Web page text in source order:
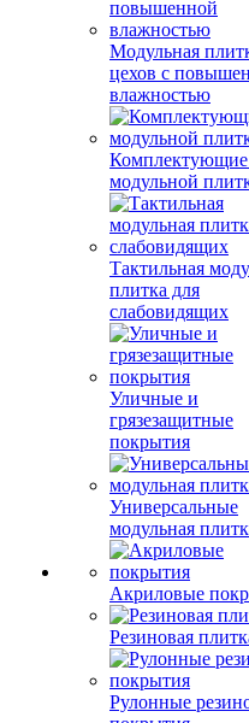
Модульная
цехов с
влажностью
Комплектующие
модульной
Тактильная
плитка для
слабовидящих
Уличные и
грязезащитные
покрытия
Универсальные
модульная
Акриловые
Резиновая
Рулонные